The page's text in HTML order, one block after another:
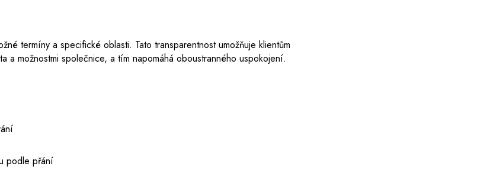
termíny a specifické oblasti. Tato transparentnost umožňuje klientům
možnostmi společnice, a tím napomáhá oboustranného uspokojení.
podle přání